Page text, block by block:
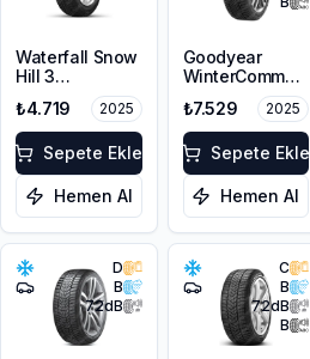
Waterfall Snow
Hill 3
245/45R18
100V XL
₺4.719 2025
Sepete Ekle
Hemen Al
Goodyear
WinterCommand
245/45R18
100V XL M+S
3PMSF FP
₺7.529 2025
Sepete Ekle
Hemen Al
D
B
72dB
C
B
72dB
B